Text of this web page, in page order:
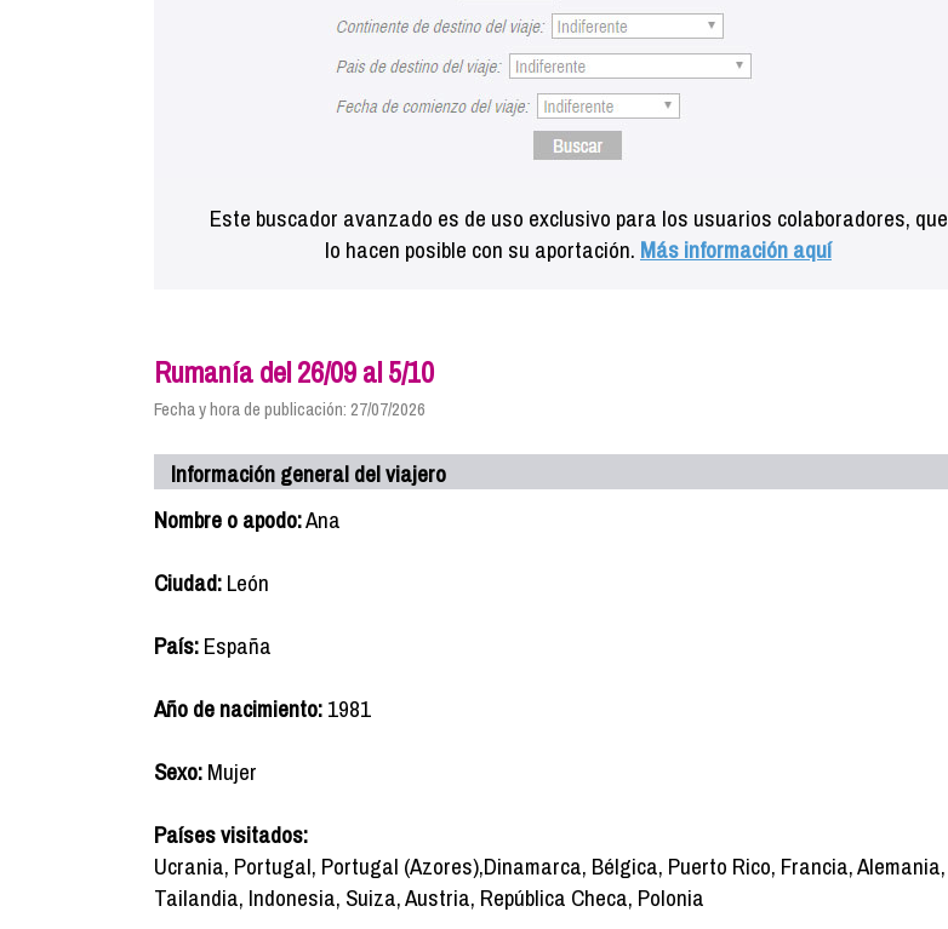
Este buscador avanzado es de uso exclusivo para los usuarios colaboradores, que
lo hacen posible con su aportación. Más información aquí
Rumanía del 26/09 al 5/10
Fecha y hora de publicación: 27/07/2026
Información general del viajero
Nombre o apodo:Ana
Ciudad:León
País:España
Año de nacimiento:1981
Sexo:Mujer
Países visitados:
Ucrania, Portugal, Portugal (Azores),Dinamarca, Bélgica, Puerto Rico, Francia, Alemania,
Tailandia, Indonesia, Suiza, Austria, República Checa, Polonia